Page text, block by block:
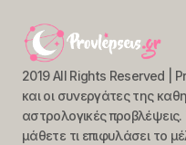
2019 All Rights Reserved |
και οι συνεργάτες της
αστρολογικές
μάθετε τι επιφυλάσει το